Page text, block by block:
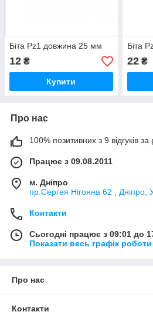
Біта Pz1 довжина 25 мм
12 ₴
Купити
Біта
22₴
Про нас
100% позитивних з 9 відгуків за
Працює з 09.08.2011
м. Дніпро
пр.Сергея Нігояна 62 , Дніпро,
Контакти
Сьогодні працює з 09:01 до
Показати весь графік роботи
Про нас
Контакти